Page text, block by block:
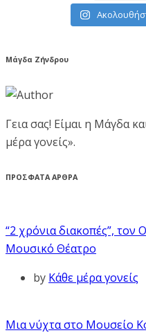
Μάγδα Ζήνδρου
Γεια σας! Είμαι η Μάγδα
μέρα γονείς».
ΠΡΟΣΦΑΤΑ ΑΡΘΡΑ
“2 χρόνια διακοπές”, τον
Μουσικό Θέατρο
by Κάθε μέρα γονείς
Μια νύχτα στο Μουσείο